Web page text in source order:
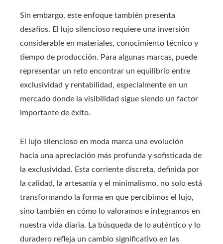
Sin embargo, este enfoque también presenta
desafíos. El lujo silencioso requiere una inversión
considerable en materiales, conocimiento técnico y
tiempo de producción. Para algunas marcas, puede
representar un reto encontrar un equilibrio entre
exclusividad y rentabilidad, especialmente en un
mercado donde la visibilidad sigue siendo un factor
importante de éxito.
El lujo silencioso en moda marca una evolución
hacia una apreciación más profunda y sofisticada de
la exclusividad. Esta corriente discreta, definida por
la calidad, la artesanía y el minimalismo, no solo está
transformando la forma en que percibimos el lujo,
sino también en cómo lo valoramos e integramos en
nuestra vida diaria. La búsqueda de lo auténtico y lo
duradero refleja un cambio significativo en las